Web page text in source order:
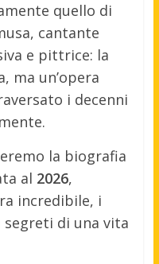
quello di
cantante
e pittrice: la
ma un’opera
i decenni
la biografia
al 2026,
incredibile, i
di una vita